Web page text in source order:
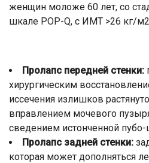
женщин моложе 60 лет, со
шкале POP-Q, с ИМТ >26 кг/
Пролапс передней стенки:
хирургическим
иссечения излишков
вправлением мочевого
сведением истонченной
Пролапс задней стенки:
которая может дополняться